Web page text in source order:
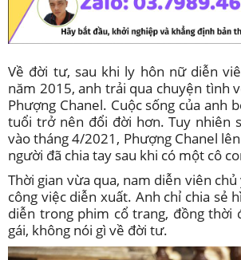
Về đời tư, sau khi ly hôn nữ diễn
năm 2015, anh trải qua chuyện tình
Phượng Chanel. Cuộc sống của anh
tuổi trở nên đổi đời hơn. Tuy nhiên
vào tháng 4/2021, Phượng Chanel
người đã chia tay sau khi có một cô
Thời gian vừa qua, nam diễn viên
công việc diễn xuất. Anh chỉ chia sẻ
diễn trong phim cổ trang, đồng thời
gái, không nói gì về đời tư.